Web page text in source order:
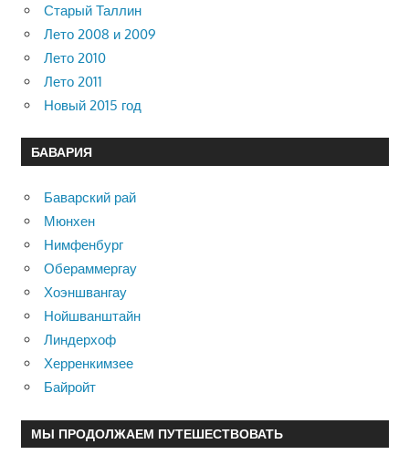
Старый Таллин
Лето 2008 и 2009
Лето 2010
Лето 2011
Новый 2015 год
БАВАРИЯ
Баварский рай
Мюнхен
Нимфенбург
Обераммергау
Хоэншвангау
Нойшванштайн
Линдерхоф
Херренкимзее
Байройт
МЫ ПРОДОЛЖАЕМ ПУТЕШЕСТВОВАТЬ